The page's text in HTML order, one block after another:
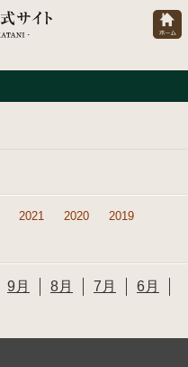
2021 2020
2019
9月 8月 7月
6月